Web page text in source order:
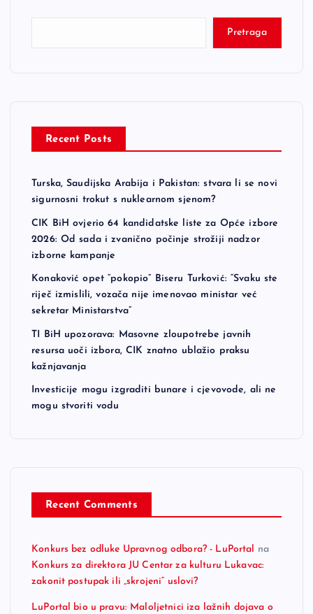
Pretraga
Recent Posts
Turska, Saudijska Arabija i Pakistan: stvara li se novi
sigurnosni trokut s nuklearnom sjenom?
CIK BiH ovjerio 64 kandidatske liste za Opće izbore
2026: Od sada i zvanično počinje strožiji nadzor
izborne kampanje
Konaković opet “pokopio” Biseru Turković: “Svaku ste
riječ izmislili, vozača nije imenovao ministar već
sekretar Ministarstva”
TI BiH upozorava: Masovne zloupotrebe javnih
resursa uoči izbora, CIK znatno ublažio praksu
kažnjavanja
Investicije mogu izgraditi bunare i cjevovode, ali ne
mogu stvoriti vodu
Recent Comments
Konkurs bez odluke Upravnog odbora? - LuPortal na
Konkurs za direktora JU Centar za kulturu Lukavac:
zakonit postupak ili „skrojeni“ uslovi?
LuPortal bio u pravu: Maloljetnici iza lažnih dojava o